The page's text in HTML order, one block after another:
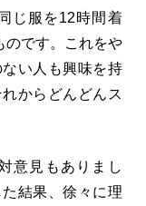
じ服を12時間着
のです。これをや
い人も興味を持
からどんどんス
意見もありまし
結果、徐々に理